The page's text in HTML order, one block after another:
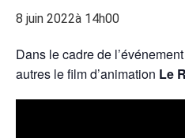
8 juin 2022à 14h00
Dans le cadre de l’événement
autres le film d’animation Le